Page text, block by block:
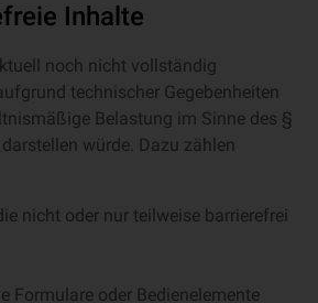
Inhalte
noch nicht vollständig
technischer Gegebenheiten
Belastung im Sinne des §
würde. Dazu zählen
nicht oder nur teilweise barrierefrei
Formulare oder Bedienelemente